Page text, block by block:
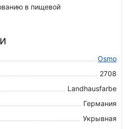
в пищевой
Osmo
2708
Landhausfarbe
Германия
Укрывная